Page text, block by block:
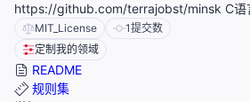
https://github.com/terrajobst/minsk C语
MIT_License 1提交数
定制我的领域
README
规则集